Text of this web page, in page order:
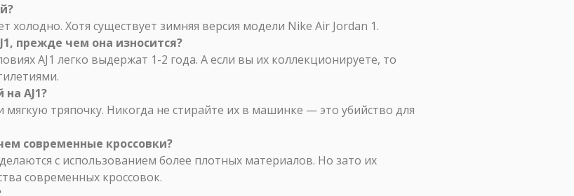
холодно. Хотя существует зимняя версия модели Nike Air Jordan 1.
прежде чем она износится?
AJ1 легко выдержат 1-2 года. А если вы их коллекционируете, то
AJ1?
тряпочку. Никогда не стирайте их в машинке — это убийство для
современные кроссовки?
с использованием более плотных материалов. Но зато их
современных кроссовок.